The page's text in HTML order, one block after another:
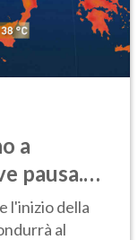
a
pausa.
l'inizio della
al